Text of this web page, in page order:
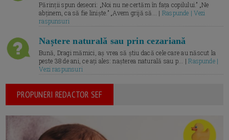
Părinții spun deseori: „Noi nu ne certăm în fața copilului.” „Ne
abținem, ca să fie liniște.” „Avem grijă să... | Raspunde | Vezi
raspunsuri
Naștere naturală sau prin cezariană
Bună, Dragi mămici, aș vrea să știu dacă cele care au născut la
peste 38 de ani, ce ați ales: nașterea naturală sau p... |Raspunde |
Vezi raspunsuri
PROPUNERI REDACTOR SEF